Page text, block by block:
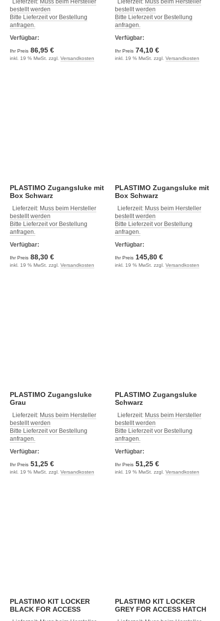
Lieferzeit: Muss beim Hersteller
bestellt werden
Bitte Lieferzeit vor Bestellung
anfragen.
Verfügbar:
Ihr Preis 86,95 €
inkl. 19 % MwSt. zzgl. Versandkosten
Lieferzeit: Muss beim Hersteller
bestellt werden
Bitte Lieferzeit vor Bestellung
anfragen.
Verfügbar:
Ihr Preis 74,10 €
inkl. 19 % MwSt. zzgl. Versandkosten
PLASTIMO Zugangsluke mit
Box Schwarz
Lieferzeit: Muss beim Hersteller
bestellt werden
Bitte Lieferzeit vor Bestellung
anfragen.
Verfügbar:
Ihr Preis 88,30 €
inkl. 19 % MwSt. zzgl. Versandkosten
PLASTIMO Zugangsluke mit
Box Schwarz
Lieferzeit: Muss beim Hersteller
bestellt werden
Bitte Lieferzeit vor Bestellung
anfragen.
Verfügbar:
Ihr Preis 145,80 €
inkl. 19 % MwSt. zzgl. Versandkosten
PLASTIMO Zugangsluke
Grau
Lieferzeit: Muss beim Hersteller
bestellt werden
Bitte Lieferzeit vor Bestellung
anfragen.
Verfügbar:
Ihr Preis 51,25 €
inkl. 19 % MwSt. zzgl. Versandkosten
PLASTIMO Zugangsluke
Schwarz
Lieferzeit: Muss beim Hersteller
bestellt werden
Bitte Lieferzeit vor Bestellung
anfragen.
Verfügbar:
Ihr Preis 51,25 €
inkl. 19 % MwSt. zzgl. Versandkosten
PLASTIMO KIT LOCKER
BLACK FOR ACCESS
PLASTIMO KIT LOCKER
GREY FOR ACCESS HATCH